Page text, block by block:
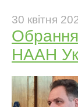
30 квітня
НААН